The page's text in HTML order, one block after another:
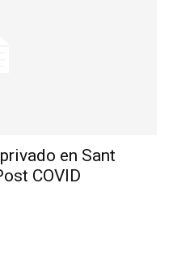
en Sant
COVID